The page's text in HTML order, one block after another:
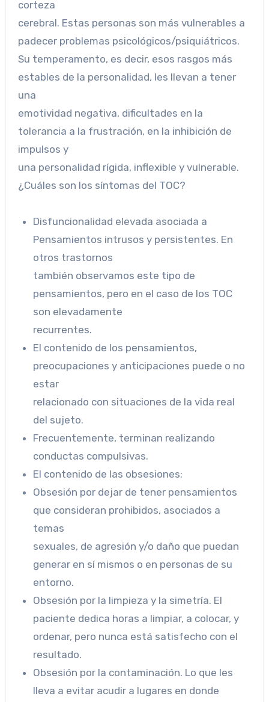
corteza
cerebral. Estas personas son más vulnerables a
padecer problemas psicológicos/psiquiátricos.
Su temperamento, es decir, esos rasgos más
estables de la personalidad, les llevan a tener
una
emotividad negativa, dificultades en la
tolerancia a la frustración, en la inhibición de
impulsos y
una personalidad rígida, inflexible y vulnerable.
¿Cuáles son los síntomas del TOC?
Disfuncionalidad elevada asociada a
Pensamientos intrusos y persistentes. En
otros trastornos
también observamos este tipo de
pensamientos, pero en el caso de los TOC
son elevadamente
recurrentes.
El contenido de los pensamientos,
preocupaciones y anticipaciones puede o no
estar
relacionado con situaciones de la vida real
del sujeto.
Frecuentemente, terminan realizando
conductas compulsivas.
El contenido de las obsesiones:
Obsesión por dejar de tener pensamientos
que consideran prohibidos, asociados a
temas
sexuales, de agresión y/o daño que puedan
generar en sí mismos o en personas de su
entorno.
Obsesión por la limpieza y la simetría. El
paciente dedica horas a limpiar, a colocar, y
ordenar, pero nunca está satisfecho con el
resultado.
Obsesión por la contaminación. Lo que les
lleva a evitar acudir a lugares en donde